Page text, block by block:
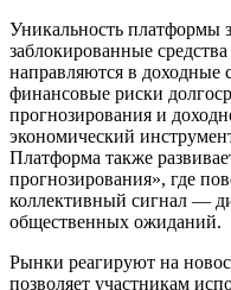
Уникальность платформы
заблокированные
направляются в доходные
финансовые риски
прогнозирования и
экономический
Платформа также
прогнозирования», где
коллективный сигнал —
общественных ожиданий.
Рынки реагируют на
позволяет участникам